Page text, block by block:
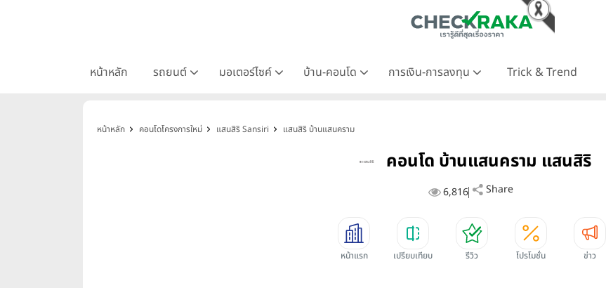
หน้าหลัก รถยนต์ มอเตอร์ไซค์ บ้าน-คอนโด การเงิน-การลงทุน Trick & Trend
หน้าหลัก คอนโดโครงการใหม่ แสนสิริ Sansiri แสนสิริ บ้านแสนคราม
คอนโด บ้านแสนคราม แสนสิริ
6,816 Share
หน้าแรก เปรียบเทียบ รีวิว โปรโมชั่น ข่าว